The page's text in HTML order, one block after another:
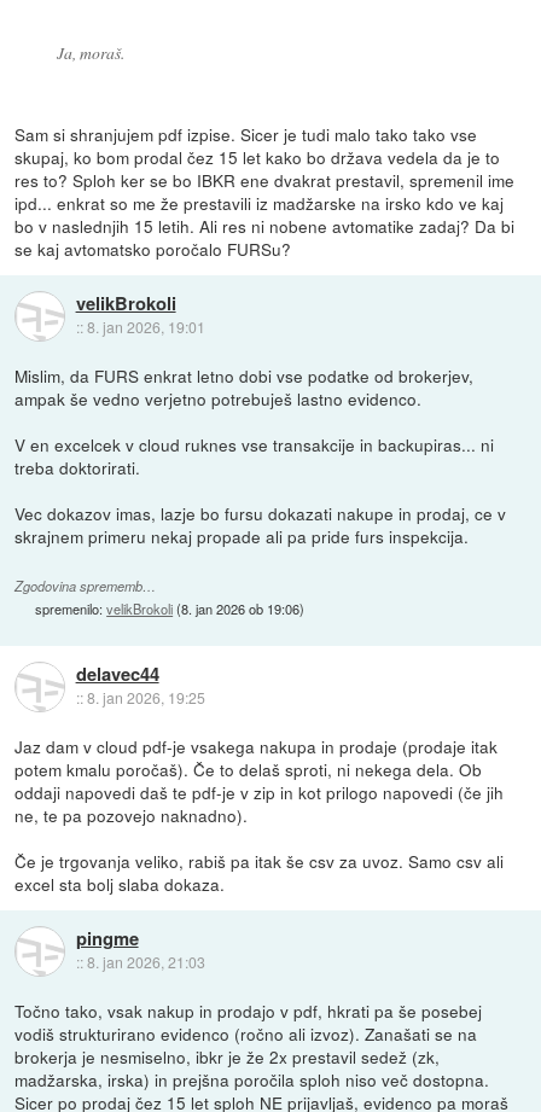
Ja, moraš.
Sam si shranjujem pdf izpise. Sicer je tudi malo tako tako vse
skupaj, ko bom prodal čez 15 let kako bo država vedela da je to
res to? Sploh ker se bo IBKR ene dvakrat prestavil, spremenil ime
ipd... enkrat so me že prestavili iz madžarske na irsko kdo ve kaj
bo v naslednjih 15 letih. Ali res ni nobene avtomatike zadaj? Da bi
se kaj avtomatsko poročalo FURSu?
velikBrokoli
::8. jan 2026, 19:01
Mislim, da FURS enkrat letno dobi vse podatke od brokerjev,
ampak še vedno verjetno potrebuješ lastno evidenco.
V en excelcek v cloud ruknes vse transakcije in backupiras... ni
treba doktorirati.
Vec dokazov imas, lazje bo fursu dokazati nakupe in prodaj, ce v
skrajnem primeru nekaj propade ali pa pride furs inspekcija.
Zgodovina sprememb…
spremenilo:velikBrokoli(8. jan 2026 ob 19:06)
delavec44
::8. jan 2026, 19:25
Jaz dam v cloud pdf-je vsakega nakupa in prodaje (prodaje itak
potem kmalu poročaš). Če to delaš sproti, ni nekega dela. Ob
oddaji napovedi daš te pdf-je v zip in kot prilogo napovedi (če jih
ne, te pa pozovejo naknadno).
Če je trgovanja veliko, rabiš pa itak še csv za uvoz. Samo csv ali
excel sta bolj slaba dokaza.
pingme
::8. jan 2026, 21:03
Točno tako, vsak nakup in prodajo v pdf, hkrati pa še posebej
vodiš strukturirano evidenco (ročno ali izvoz). Zanašati se na
brokerja je nesmiselno, ibkr je že 2x prestavil sedež (zk,
madžarska, irska) in prejšna poročila sploh niso več dostopna.
Sicer po prodaj čez 15 let sploh NE prijavljaš, evidenco pa moraš